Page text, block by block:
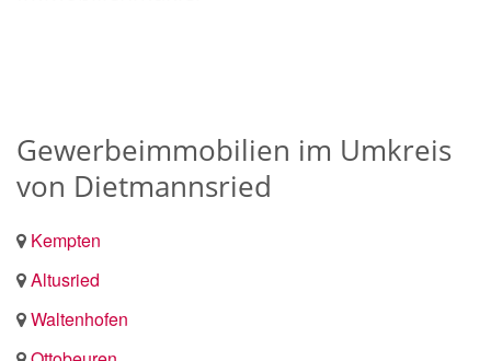
Gewerbeimmobilien im Umkreis
von Dietmannsried
Kempten
Altusried
Waltenhofen